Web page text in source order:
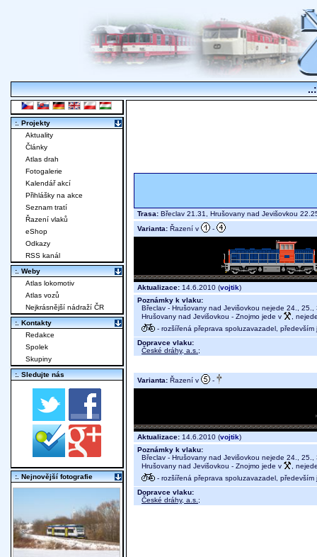
Trasa: Břeclav 21.31, Hrušovany nad Jevišovkou
Varianta: Řazení v -
Aktualizace: 14.6.2010 (vojtik)
Poznámky k vlaku:
Břeclav - Hrušovany nad Jevišovkou nejede 24., 25.,
Hrušovany nad Jevišovkou - Znojmo jede v
,
- rozšířená přeprava spoluzavazadel, především
Dopravce vlaku:
České dráhy, a.s. ;
Varianta: Řazení v -
Aktualizace: 14.6.2010 (vojtik)
Poznámky k vlaku:
Břeclav - Hrušovany nad Jevišovkou nejede 24., 25.,
Hrušovany nad Jevišovkou - Znojmo jede v
,
- rozšířená přeprava spoluzavazadel, především
Dopravce vlaku:
České dráhy, a.s. ;
:. Projekty
Aktuality
Články
Atlas drah
Fotogalerie
Kalendář akcí
Přihlášky na akce
Seznam tratí
Řazení vlaků
eShop
Odkazy
RSS kanál
:. Weby
Atlas lokomotiv
Atlas vozů
Nejkrásnější nádraží ČR
:. Kontakty
Redakce
Spolek
Skupiny
:. Sledujte nás
:. Nejnovější fotografie